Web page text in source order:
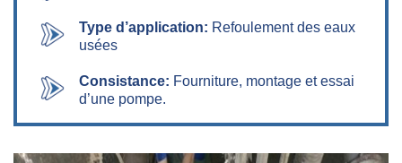
Type d’application: Refoulement des eaux
usées
Consistance: Fourniture, montage et essai
d’une pompe.